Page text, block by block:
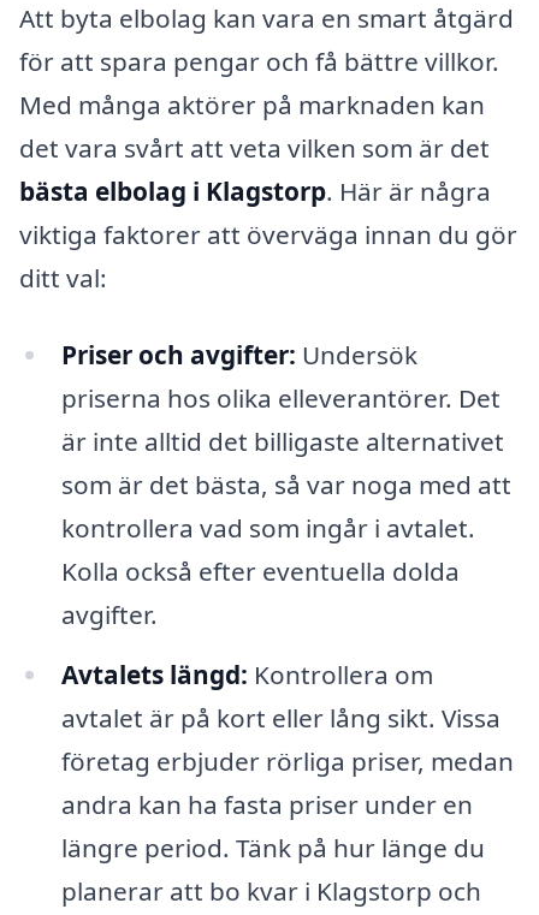
Att byta elbolag kan vara en smart åtgärd
för att spara pengar och få bättre villkor.
Med många aktörer på marknaden kan
det vara svårt att veta vilken som är det
bästa elbolag i Klagstorp. Här är några
viktiga faktorer att överväga innan du gör
ditt val:
Priser och avgifter: Undersök
priserna hos olika elleverantörer. Det
är inte alltid det billigaste alternativet
som är det bästa, så var noga med att
kontrollera vad som ingår i avtalet.
Kolla också efter eventuella dolda
avgifter.
Avtalets längd: Kontrollera om
avtalet är på kort eller lång sikt. Vissa
företag erbjuder rörliga priser, medan
andra kan ha fasta priser under en
längre period. Tänk på hur länge du
planerar att bo kvar i Klagstorp och